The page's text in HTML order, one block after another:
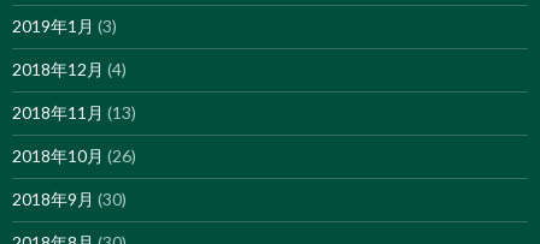
2019年1月 (3)
2018年12月 (4)
2018年11月 (13)
2018年10月 (26)
2018年9月 (30)